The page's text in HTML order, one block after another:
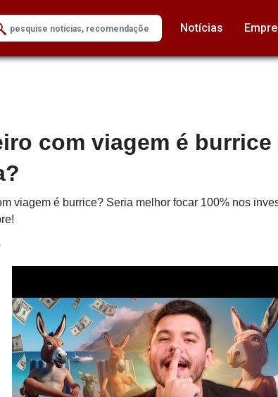
Notícias
com viagem é burrice
viagem é burrice? Seria melhor focar 100% nos